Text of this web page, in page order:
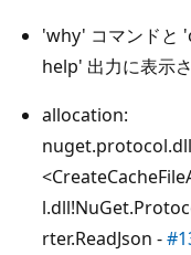
'why' コマンドと
help' 出力に表示
allocation:
rter.ReadJson -